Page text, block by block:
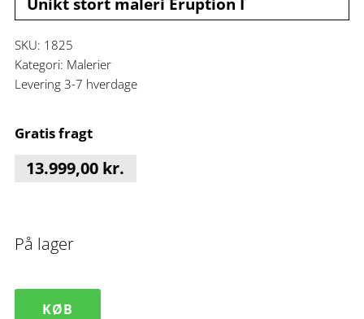
SKU: 1825
Kategori: Malerier
Levering 3-7 hverdage
Gratis fragt
13.999,00 kr.
På lager
UniktKØB